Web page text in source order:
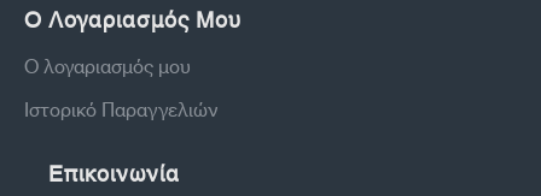
Ο Λογαριασμός Μου
Ο λογαριασμός μου
Ιστορικό Παραγγελιών
Επικοινωνία